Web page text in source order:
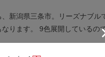
新潟県三条市。リーズナブ
ります。 9色展開しているの